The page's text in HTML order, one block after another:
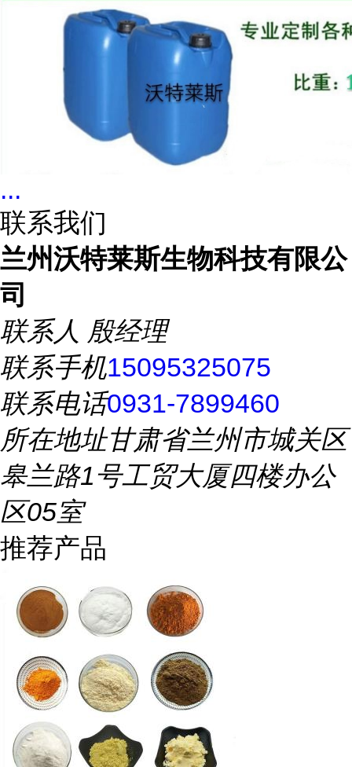
...
联系我们
兰州沃特莱斯生物科技有限公
司
联系人 殷经理
联系手机15095325075
联系电话0931-7899460
所在地址甘肃省兰州市城关区
皋兰路1号工贸大厦四楼办公
区05室
推荐产品